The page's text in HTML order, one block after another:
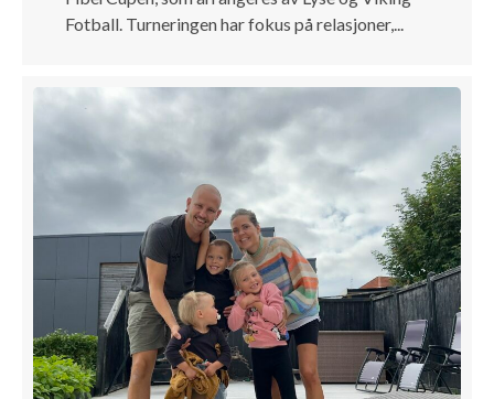
Fotball. Turneringen har fokus på relasjoner,...